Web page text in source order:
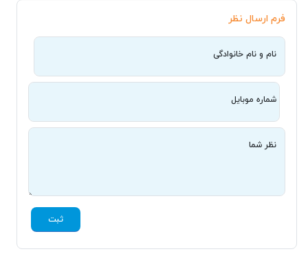
فرم ارسال نظر
نام و نام خانوادگی
شماره موبایل
نظر شما
ثبت